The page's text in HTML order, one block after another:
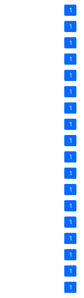
1
1
1
1
1
1
1
1
1
1
1
1
1
1
1
1
1
1